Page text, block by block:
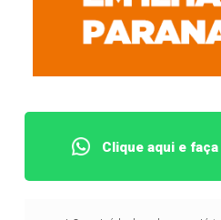
Clique aqui e